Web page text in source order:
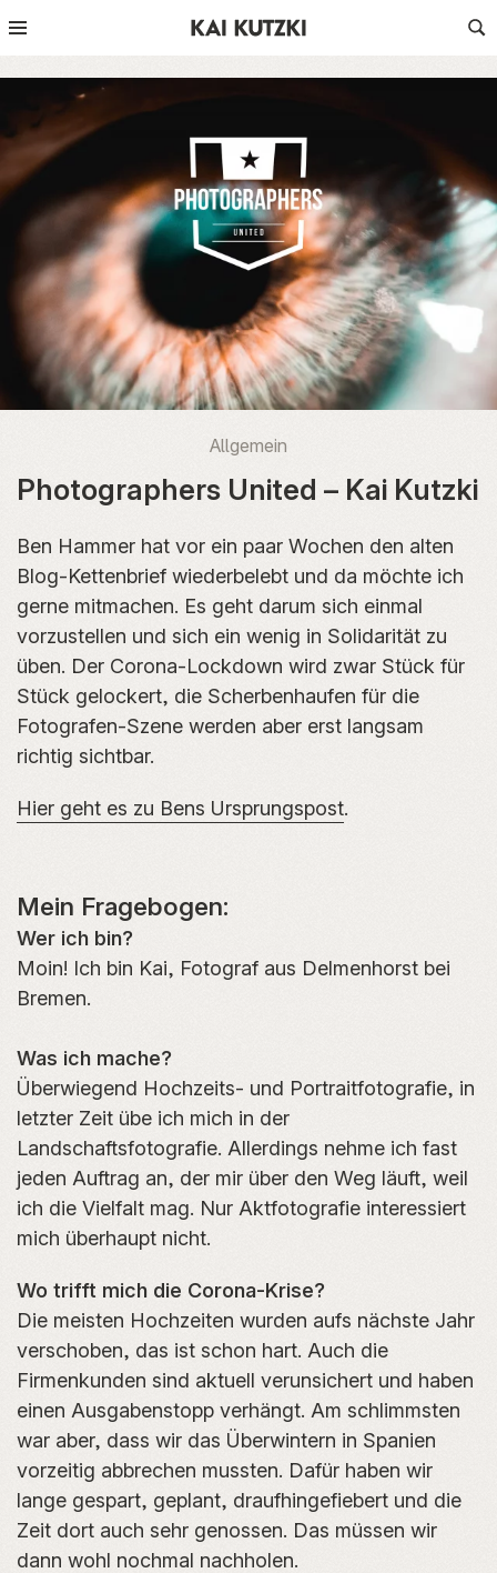
Allgemein
Photographers United – Kai Kutzki
Ben Hammer hat vor ein paar Wochen den alten
Blog-Kettenbrief wiederbelebt und da möchte ich
gerne mitmachen. Es geht darum sich einmal
vorzustellen und sich ein wenig in Solidarität zu
üben. Der Corona-Lockdown wird zwar Stück für
Stück gelockert, die Scherbenhaufen für die
Fotografen-Szene werden aber erst langsam
richtig sichtbar.
Hier geht es zu Bens Ursprungspost.
Mein Fragebogen:
Wer ich bin?
Moin! Ich bin Kai, Fotograf aus Delmenhorst bei
Bremen.
Was ich mache?
Überwiegend Hochzeits- und Portraitfotografie, in
letzter Zeit übe ich mich in der
Landschaftsfotografie. Allerdings nehme ich fast
jeden Auftrag an, der mir über den Weg läuft, weil
ich die Vielfalt mag. Nur Aktfotografie interessiert
mich überhaupt nicht.
Wo trifft mich die Corona-Krise?
Die meisten Hochzeiten wurden aufs nächste Jahr
verschoben, das ist schon hart. Auch die
Firmenkunden sind aktuell verunsichert und haben
einen Ausgabenstopp verhängt. Am schlimmsten
war aber, dass wir das Überwintern in Spanien
vorzeitig abbrechen mussten. Dafür haben wir
lange gespart, geplant, draufhingefiebert und die
Zeit dort auch sehr genossen. Das müssen wir
dann wohl nochmal nachholen.